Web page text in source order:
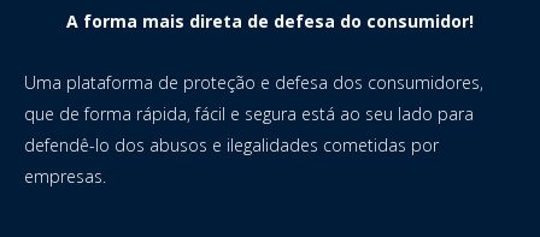
A forma mais direta de defesa do consumidor!
Uma plataforma de proteção e defesa dos consumidores,
que de forma rápida, fácil e segura está ao seu lado para
defendê-lo dos abusos e ilegalidades cometidas por
empresas.